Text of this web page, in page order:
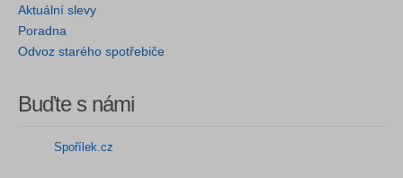
Aktuální slevy
Poradna
Odvoz starého spotřebiče
Buďte s námi
Spořílek.cz